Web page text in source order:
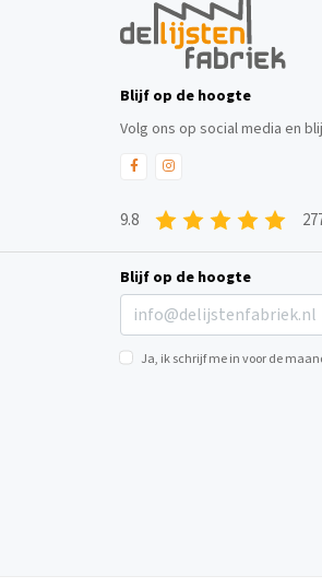
Blijf op de hoogte
Volg ons op social media en
9.8
Blijf op de hoogte
Ja, ik schrijf me in voor de